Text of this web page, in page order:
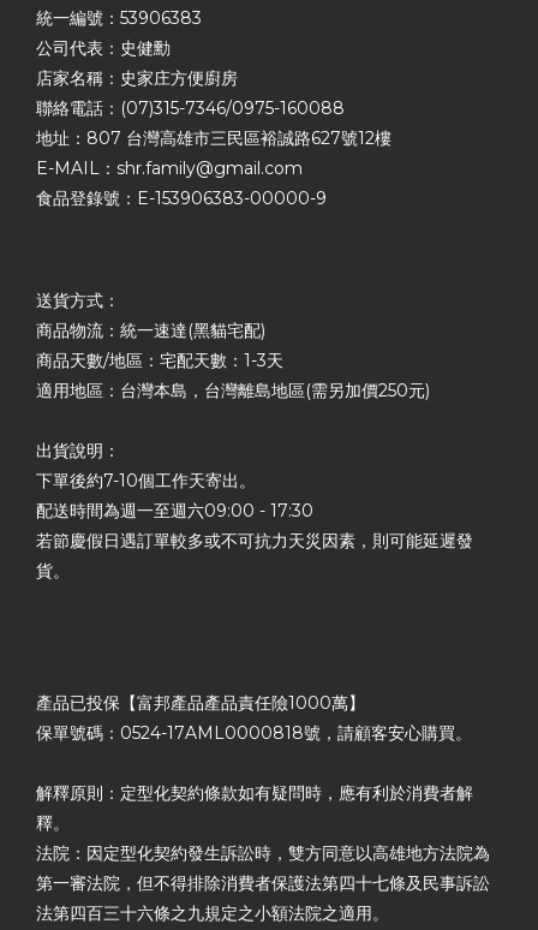
統一編號：53906383
公司代表：史健勳
店家名稱：史家庄方便廚房
聯絡電話：(07)315-7346/0975-160088
地址：807 台灣高雄市三民區裕誠路627號12樓
E-MAIL：shr.family@gmail.com
食品登錄號：E-153906383-00000-9
送貨方式：
商品物流：統一速達(黑貓宅配)
商品天數/地區：宅配天數：1-3天
適用地區：台灣本島，台灣離島地區(需另加價250元)
出貨說明：
下單後約7-10個工作天寄出。
配送時間為週一至週六09:00 - 17:30
若節慶假日遇訂單較多或不可抗力天災因素，則可能延遲發
貨。
產品已投保【富邦產品產品責任險1000萬】
保單號碼：0524-17AML0000818號，請顧客安心購買。
解釋原則：定型化契約條款如有疑問時，應有利於消費者解
釋。
法院：因定型化契約發生訴訟時，雙方同意以高雄地方法院為
第一審法院，但不得排除消費者保護法第四十七條及民事訴訟
法第四百三十六條之九規定之小額法院之適用。